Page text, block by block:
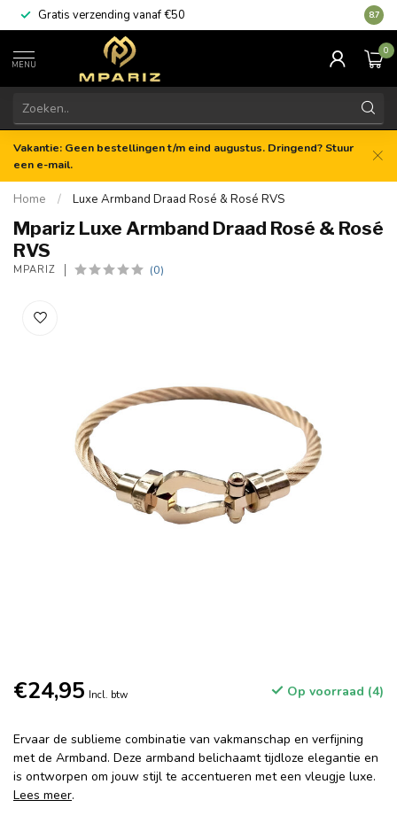
Gratis verzending vanaf €50 8.7
MENU
0
Vakantie: Geen bestellingen t/m eind augustus. Dringend? Stuur
een e-mail.
Home / Luxe Armband Draad Rosé & Rosé RVS
Mpariz Luxe Armband Draad Rosé & Rosé
RVS
MPARIZ (0)
€24,95 Incl. btw Op voorraad (4)
Ervaar de sublieme combinatie van vakmanschap en verfijning
met de Armband. Deze armband belichaamt tijdloze elegantie en
is ontworpen om jouw stijl te accentueren met een vleugje luxe.
Lees meer.